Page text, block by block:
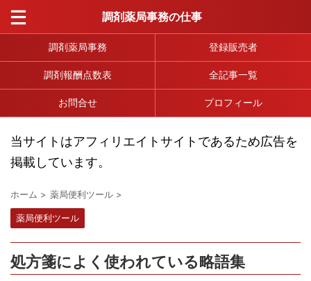
調剤薬局事務の仕事
調剤薬局事務 登録販売者
調剤報酬点数表 全記事一覧
お問合せ プロフィール
当サイトはアフィリエイトサイトであるため広告を
掲載しています。
ホーム > 薬局便利ツール >
薬局便利ツール
処方箋によく使われている略語集